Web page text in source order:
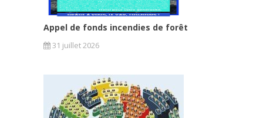
Appel de fonds incendies de forêt
31 juillet 2026